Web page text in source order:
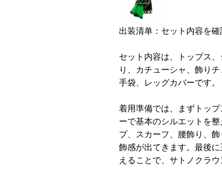
出装清单：セット内容を確
セット内容は、トップス
り、カチューシャ、飾り
手袋、レッグカバーです。
着用準備では、まずトッ
ーで基本のシルエットを
プ、スカーフ、腰飾り、
飾感が出てきます。最後
えることで、サトノクラ